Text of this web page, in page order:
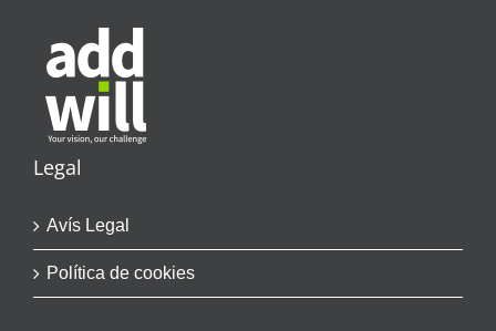
Legal
Avís Legal
Política de cookies